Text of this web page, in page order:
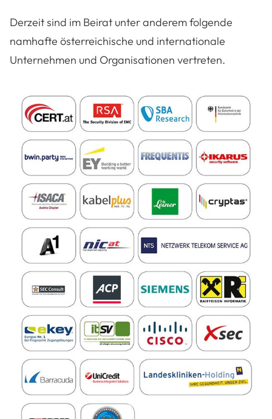
Derzeit sind im Beirat unter anderem folgende
namhafte österreichische und internationale
Unternehmen und Organisationen vertreten.